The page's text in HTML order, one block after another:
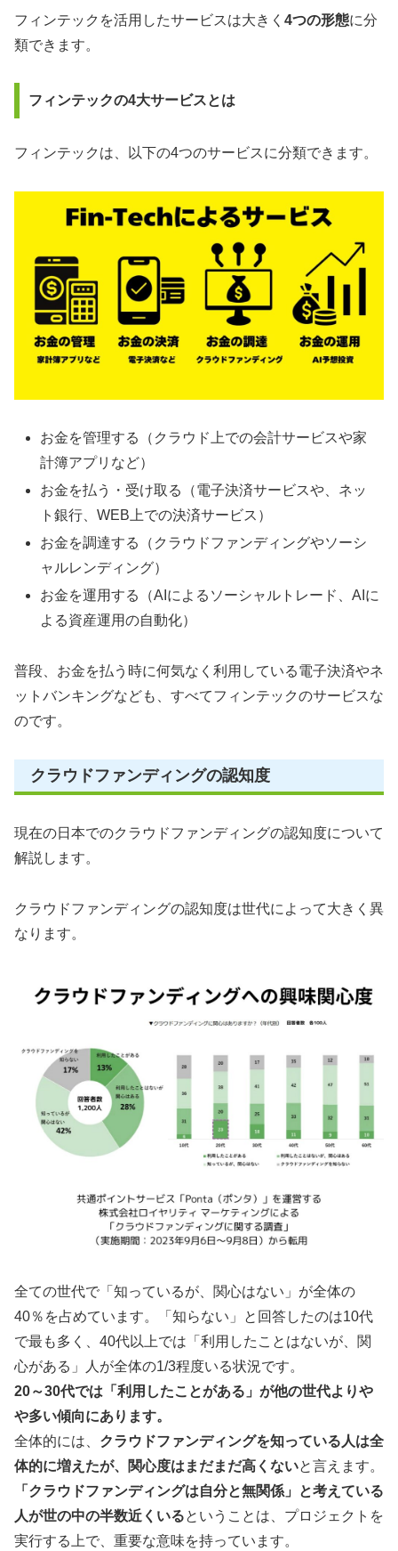
フィンテックを活用したサービスは大きく 4つの形態に分
類できます。
フィンテックの4大サービスとは
フィンテックは、以下の4つのサービスに分類できます。
お金を管理する（クラウド上での会計サービスや家
計簿アプリなど）
お金を払う・受け取る（電子決済サービスや、ネッ
ト銀行、WEB上での決済サービス）
お金を調達する（クラウドファンディングやソーシ
ャルレンディング）
お金を運用する（AIによるソーシャルトレード、AIに
よる資産運用の自動化）
普段、お金を払う時に何気なく利用している電子決済やネ
ットバンキングなども、すべてフィンテックのサービスな
のです。
クラウドファンディングの認知度
現在の日本でのクラウドファンディングの認知度について
解説します。
クラウドファンディングの認知度は世代によって大きく異
なります。
全ての世代で「知っているが、関心はない」が全体の
40％を占めています。「知らない」と回答したのは10代
で最も多く、40代以上では「利用したことはないが、関
心がある」人が全体の1/3程度いる状況です。
20～30代では「利用したことがある」が他の世代よりや
や多い傾向にあります。
全体的には、 クラウドファンディングを知っている人は全
体的に増えたが、関心度はまだまだ高くないと言えます。
「クラウドファンディングは自分と無関係」と考えている
人が世の中の半数近くいるということは、プロジェクトを
実行する上で、重要な意味を持っています。